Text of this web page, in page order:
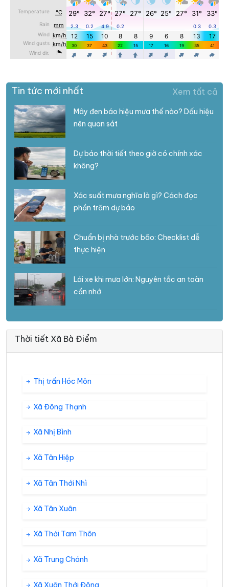
Tin tức mới nhất Xem tất cả
Mây đen báo hiệu mưa thế nào? Dấu hiệu
nên quan sát
Dự báo thời tiết theo giờ có chính xác
không?
Xác suất mưa nghĩa là gì? Cách đọc
phần trăm dự báo
Chuẩn bị nhà trước bão: Checklist dễ
thực hiện
Lái xe khi mưa lớn: Nguyên tắc an toàn
cần nhớ
Thời tiết Xã Bà Điểm
Thị trấn Hóc Môn
Xã Đông Thạnh
Xã Nhị Bình
Xã Tân Hiệp
Xã Tân Thới Nhì
Xã Tân Xuân
Xã Thới Tam Thôn
Xã Trung Chánh
Xã Xuân Thới Đông